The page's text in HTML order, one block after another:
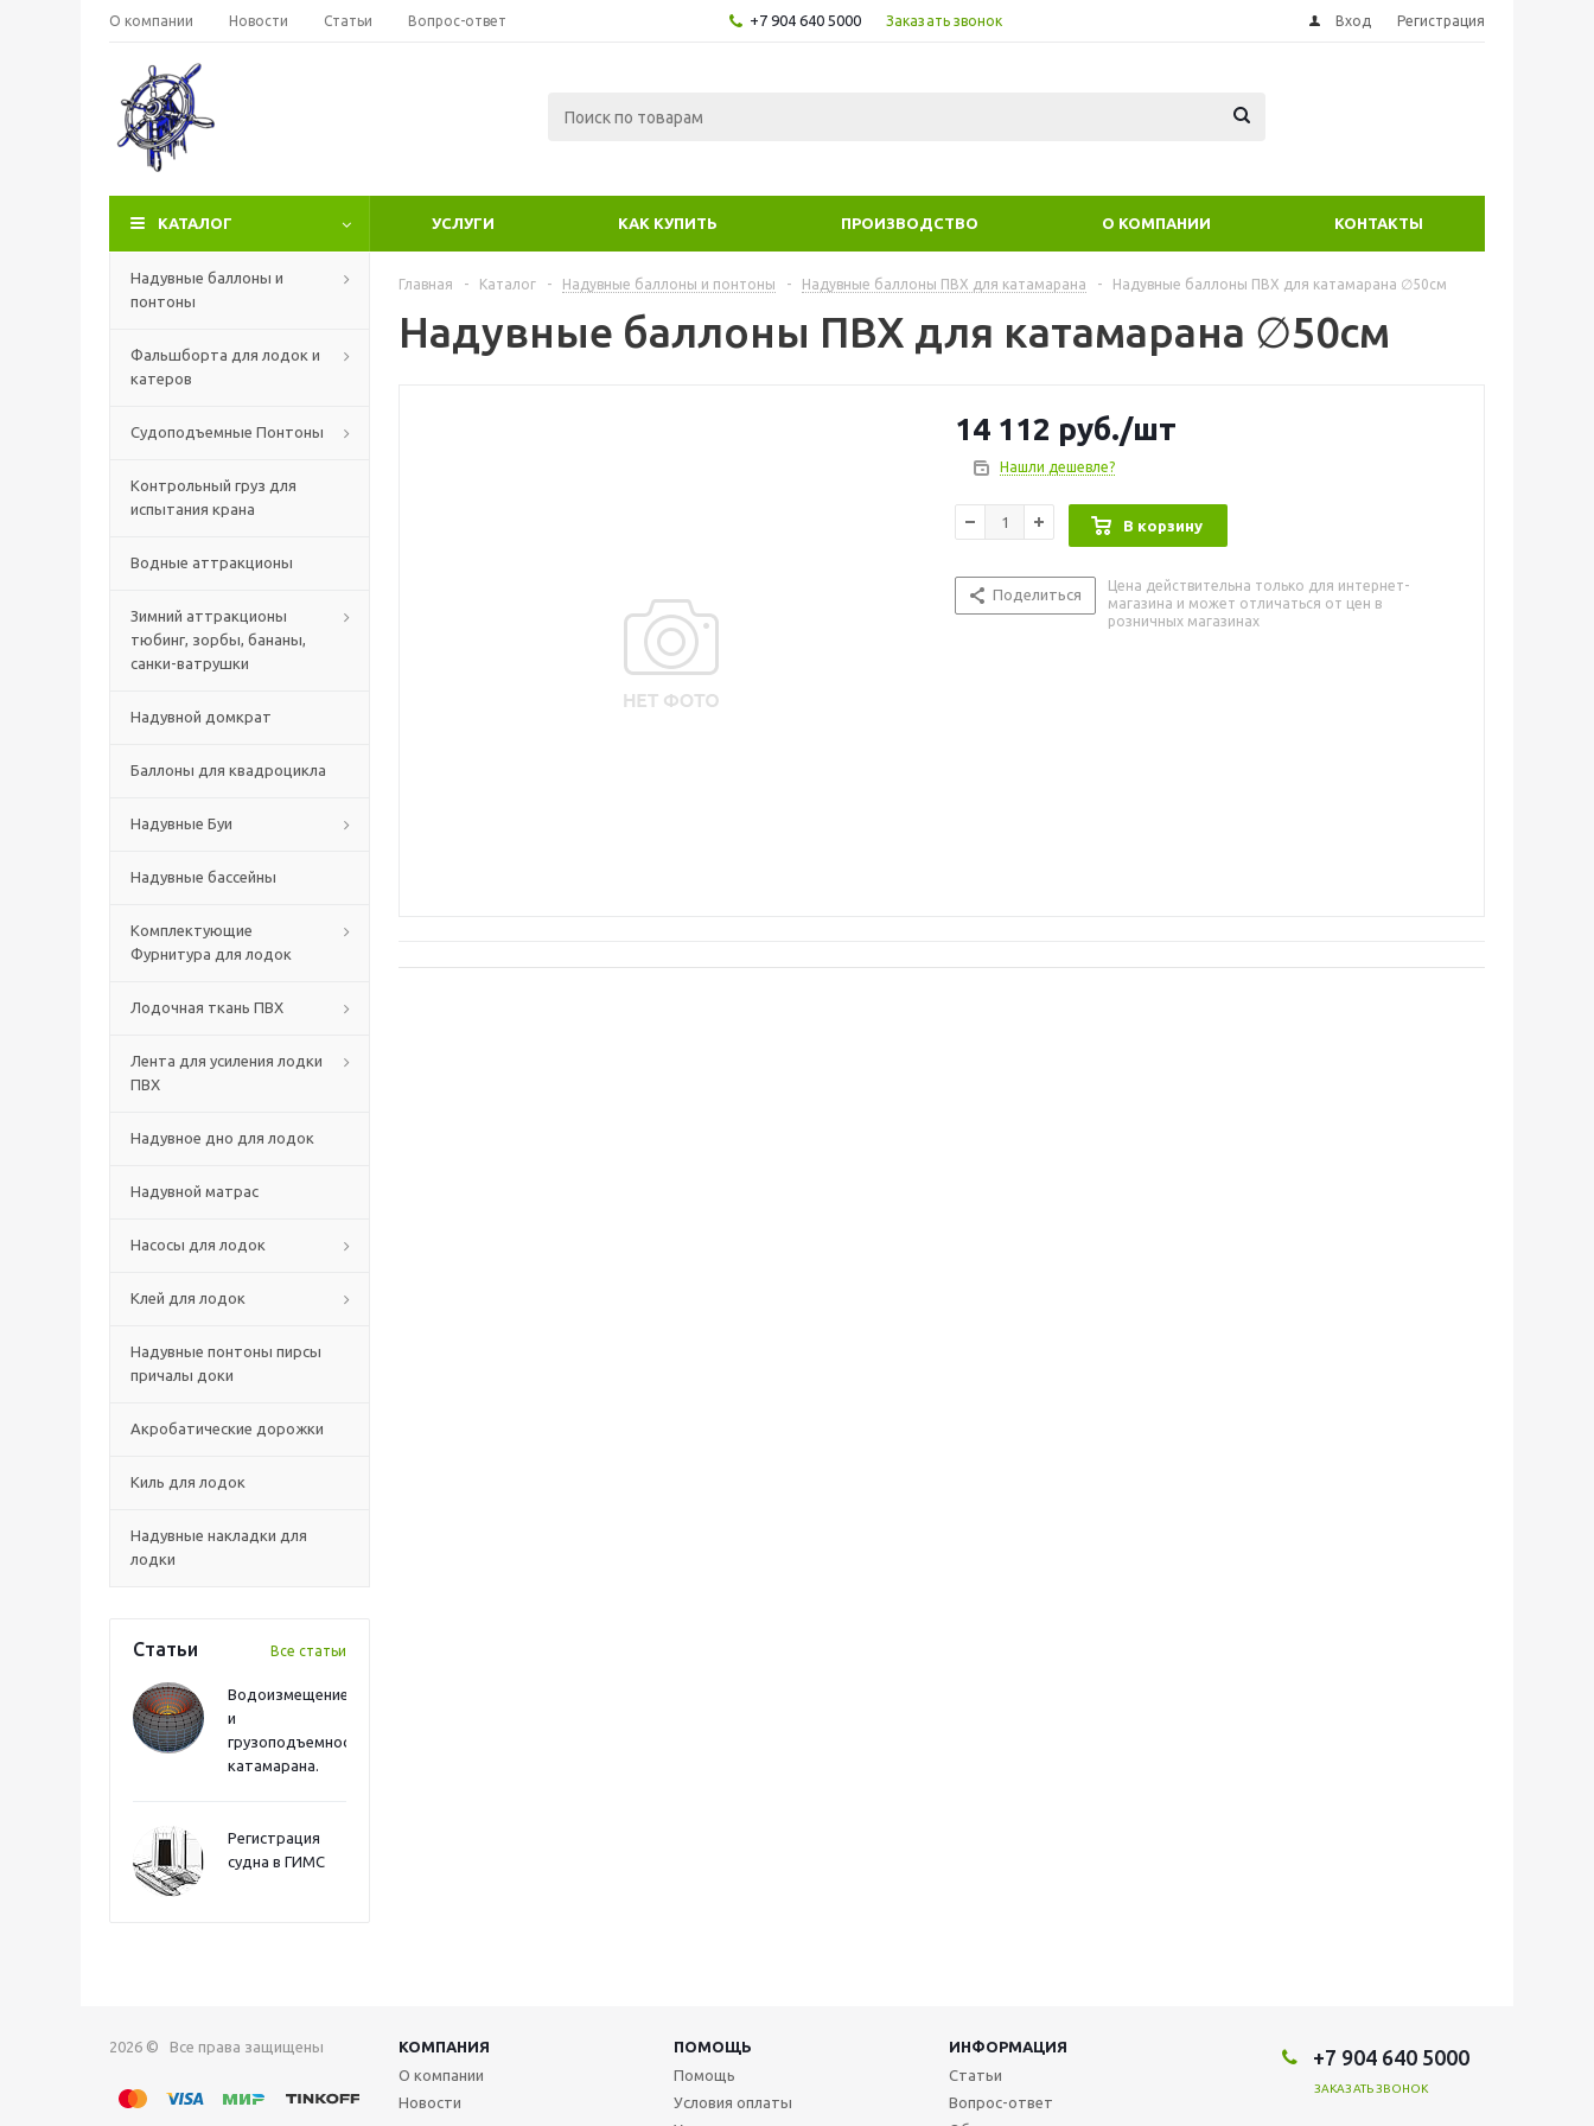
О компании Новости Статьи Вопрос-ответ +7 904 640 5000 Заказать звонок Вход Регистрация
КАТАЛОГ УСЛУГИ КАК КУПИТЬ ПРОИЗВОДСТВО О КОМПАНИИ КОНТАКТЫ
Надувные баллоны и
понтоны
Фальшборта для лодок и
катеров
Судоподъемные Понтоны
Контрольный груз для
испытания крана
Водные аттракционы
Зимний аттракционы
тюбинг, зорбы, бананы,
санки-ватрушки
Надувной домкрат
Баллоны для квадроцикла
Надувные Буи
Надувные бассейны
Комплектующие
Фурнитура для лодок
Лодочная ткань ПВХ
Лента для усиления лодки
ПВХ
Надувное дно для лодок
Надувной матрас
Насосы для лодок
Клей для лодок
Надувные понтоны пирсы
причалы доки
Акробатические дорожки
Киль для лодок
Надувные накладки для
лодки
Статьи Все статьи
Водоизмещение
и
грузоподъемность
катамарана.
Регистрация
судна в ГИМС
Главная - Каталог - Надувные баллоны и понтоны - Надувные баллоны ПВХ для катамарана - Надувные баллоны ПВХ для катамарана ∅50см
Надувные баллоны ПВХ для катамарана ∅50см
14 112 руб./шт
Нашли дешевле?
В корзину
Поделиться
Цена действительна только для интернет-
магазина и может отличаться от цен в
розничных магазинах
2026 © Все права защищены КОМПАНИЯ ПОМОЩЬ
ИНФОРМАЦИЯ
О компании
Новости
Помощь
Условия оплаты
Статьи
Вопрос-ответ
+7 904 640 5000
ЗАКАЗАТЬ ЗВОНОК